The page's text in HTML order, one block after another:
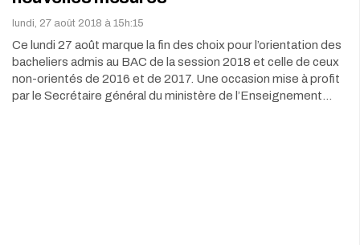
lundi, 27 août 2018 à 15h:15
Ce lundi 27 août marque la fin des choix pour l’orientation des
bacheliers admis au BAC de la session 2018 et celle de ceux
non-orientés de 2016 et de 2017. Une occasion mise à profit
par le Secrétaire général du ministère de l’Enseignement…